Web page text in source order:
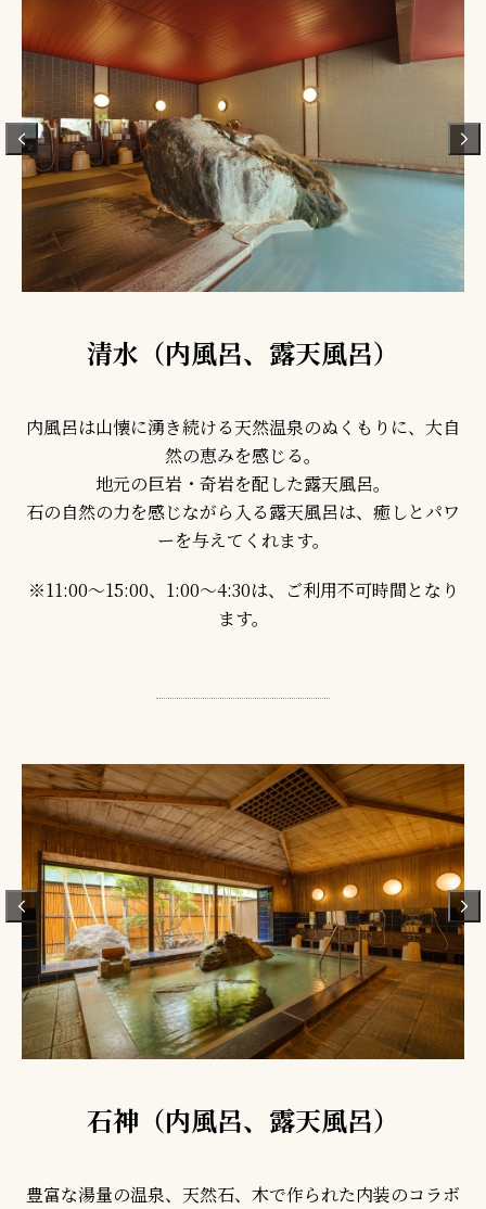
清水（内風呂、露天風呂）
内風呂は山懐に湧き続ける天然温泉のぬくもりに、大自
然の恵みを感じる。
地元の巨岩・奇岩を配した露天風呂。
石の自然の力を感じながら入る露天風呂は、癒しとパワ
ーを与えてくれます。
※11:00～15:00、1:00～4:30は、ご利用不可時間となり
ます。
石神（内風呂、露天風呂）
豊富な湯量の温泉、天然石、木で作られた内装のコラボ